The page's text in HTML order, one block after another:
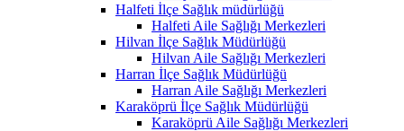
Halfeti İlçe Sağlık müdürlüğü
Halfeti Aile Sağlığı Merkezleri
Hilvan İlçe Sağlık Müdürlüğü
Hilvan Aile Sağlığı Merkezleri
Harran İlçe Sağlık Müdürlüğü
Harran Aile Sağlığı Merkezleri
Karaköprü İlçe Sağlık Müdürlüğü
Karaköprü Aile Sağlığı Merkezleri